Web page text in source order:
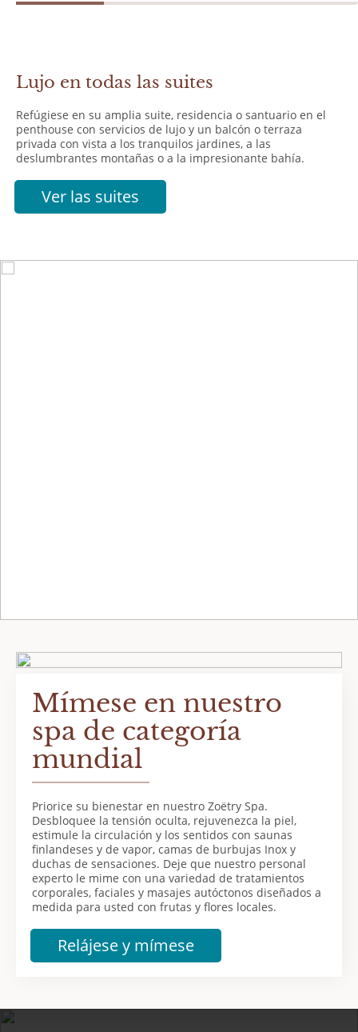
Lujo en todas las suites
Refúgiese en su amplia suite, residencia o santuario en el
penthouse con servicios de lujo y un balcón o terraza
privada con vista a los tranquilos jardines, a las
deslumbrantes montañas o a la impresionante bahía.
Ver las suites
Mímese en nuestro
spa de categoría
mundial
Priorice su bienestar en nuestro Zoëtry Spa.
Desbloquee la tensión oculta, rejuvenezca la piel,
estimule la circulación y los sentidos con saunas
finlandeses y de vapor, camas de burbujas Inox y
duchas de sensaciones. Deje que nuestro personal
experto le mime con una variedad de tratamientos
corporales, faciales y masajes autóctonos diseñados a
medida para usted con frutas y flores locales.
Relájese y mímese